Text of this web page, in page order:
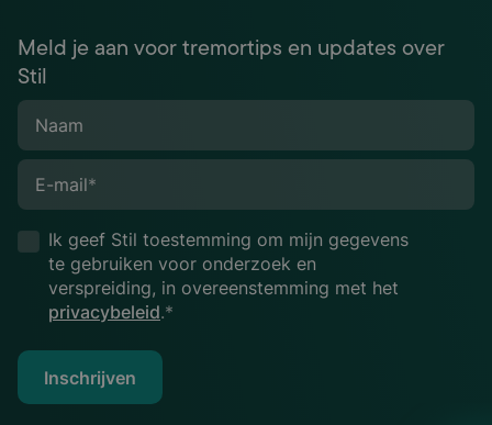
Meld je aan voor tremortips en updates over
Stil
Naam
E-mail*
Ik geef Stil toestemming om mijn gegevens
te gebruiken voor onderzoek en
verspreiding, in overeenstemming met het
privacybeleid.*
Inschrijven